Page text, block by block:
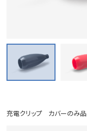
充電クリップ カバーのみ品